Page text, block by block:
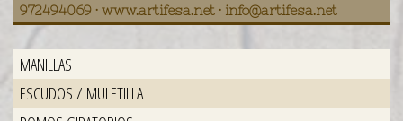
972494069 · www.artifesa.net · info@artifesa.net
MANILLAS
ESCUDOS / MULETILLA